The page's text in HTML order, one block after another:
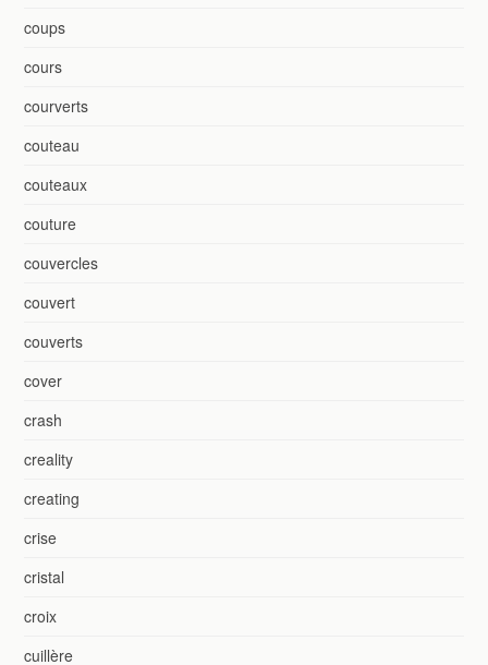
coups
cours
courverts
couteau
couteaux
couture
couvercles
couvert
couverts
cover
crash
creality
creating
crise
cristal
croix
cuillère